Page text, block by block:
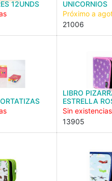
12UNDS
UNICORNIOS
Próximo a
21006
LIBRO
ESTRELLA
Sin existencias
13905